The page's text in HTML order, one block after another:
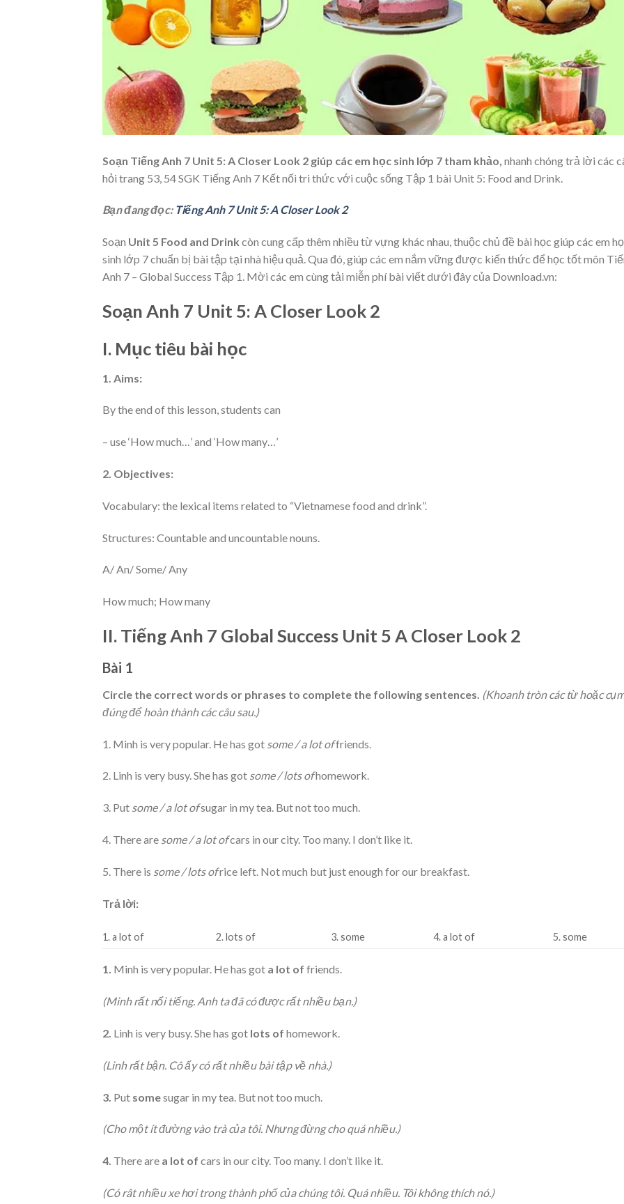
Soạn Tiếng Anh 7 Unit 5: A Closer Look 2 giúp các em học sinh lớp 7 tham khảo, nhanh chóng trả lời các
hỏi trang 53, 54 SGK Tiếng Anh 7 Kết nối tri thức với cuộc sống Tập 1 bài Unit 5: Food and Drink.
Bạn đang đọc: Tiếng Anh 7 Unit 5: A Closer Look 2
Soạn Unit 5 Food and Drink còn cung cấp thêm nhiều từ vựng khác nhau, thuộc chủ đề bài học giúp các em
sinh lớp 7 chuẩn bị bài tập tại nhà hiệu quả. Qua đó, giúp các em nắm vững được kiến thức để học tốt môn
Anh 7 – Global Success Tập 1. Mời các em cùng tải miễn phí bài viết dưới đây của Download.vn:
Soạn Anh 7 Unit 5: A Closer Look 2
I. Mục tiêu bài học
1. Aims:
By the end of this lesson, students can
– use ‘How much…’ and ‘How many…’
2. Objectives:
Vocabulary: the lexical items related to “Vietnamese food and drink”.
Structures: Countable and uncountable nouns.
A/ An/ Some/ Any
How much; How many
II. Tiếng Anh 7 Global Success Unit 5 A Closer Look 2
Bài 1
Circle the correct words or phrases to complete the following sentences. (Khoanh tròn các từ hoặc
đúng để hoàn thành các câu sau.)
1. Minh is very popular. He has got some / a lot offriends.
2. Linh is very busy. She has got some / lots ofhomework.
3. Put some / a lot ofsugar in my tea. But not too much.
4. There are some / a lot ofcars in our city. Too many. I don’t like it.
5. There is some / lots ofrice left. Not much but just enough for our breakfast.
Trả lời:
1. a lot of 2. lots of 3. some 4. a lot of 5. some
1. Minh is very popular. He has got a lot of friends.
(Minh rất nổi tiếng. Anh ta đã có được rất nhiều bạn.)
2. Linh is very busy. She has got lots of homework.
(Linh rất bận. Cô ấy có rất nhiều bài tập về nhà.)
3. Put somesugar in my tea. But not too much.
(Cho một ít đường vào trà của tôi. Nhưng đừng cho quá nhiều.)
4. There are a lot of cars in our city. Too many. I don’t like it.
(Có rât nhiều xe hơi trong thành phố của chúng tôi. Quá nhiều. Tôi không thích nó.)